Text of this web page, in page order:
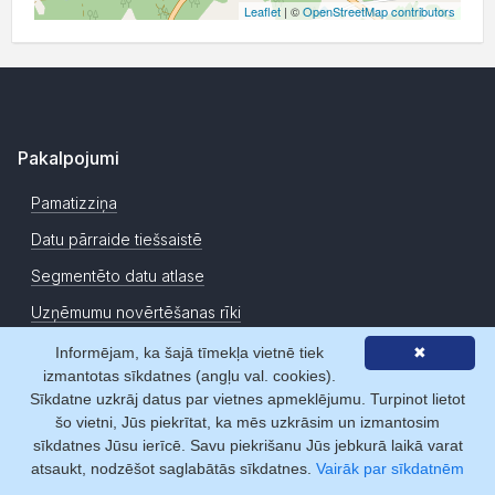
Leaflet | ©OpenStreetMap contributors
Pakalpojumi
Pamatizziņa
Datu pārraide tiešsaistē
Segmentēto datu atlase
Uzņēmumu novērtēšanas rīki
Datu izmaiņu monitorings
Sadarbības veidi
Abonēšana
Dienas pieeja
✖
Informējam, ka šajā tīmekļa vietnē tiek
izmantotas sīkdatnes (angļu val. cookies).
Sīkdatne uzkrāj datus par vietnes apmeklējumu. Turpinot lietot
šo vietni, Jūs piekrītat, ka mēs uzkrāsim un izmantosim
sīkdatnes Jūsu ierīcē. Savu piekrišanu Jūs jebkurā laikā varat
atsaukt, nodzēšot saglabātās sīkdatnes. Vairāk par sīkdatnēm